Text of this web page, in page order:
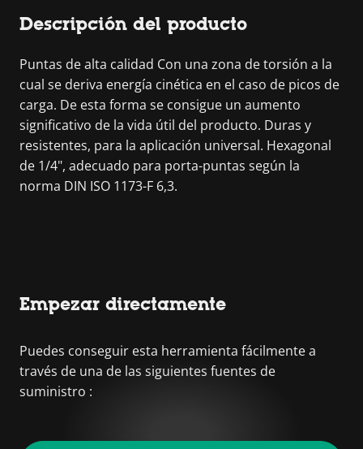
Descripción del producto
Puntas de alta calidad Con una zona de torsión a la
cual se deriva energía cinética en el caso de picos de
carga. De esta forma se consigue un aumento
significativo de la vida útil del producto. Duras y
resistentes, para la aplicación universal. Hexagonal
de 1/4", adecuado para porta-puntas según la
norma DIN ISO 1173-F 6,3.
Empezar directamente
Puedes conseguir esta herramienta fácilmente a
través de una de las siguientes fuentes de
suministro :